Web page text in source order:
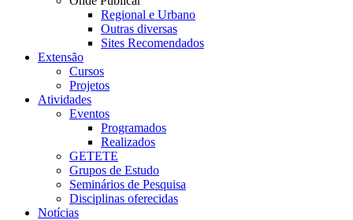
Regional e Urbano
Outras diversas
Sites Recomendados
Extensão
Cursos
Projetos
Atividades
Eventos
Programados
Realizados
GETETE
Grupos de Estudo
Seminários de Pesquisa
Disciplinas oferecidas
Notícias